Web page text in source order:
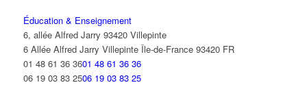
Éducation & Enseignement
6, allée Alfred Jarry 93420 Villepinte
6 Allée Alfred Jarry Villepinte Île-de-France 93420 FR
01 48 61 36 3601 48 61 36 36
06 19 03 83 2506 19 03 83 25